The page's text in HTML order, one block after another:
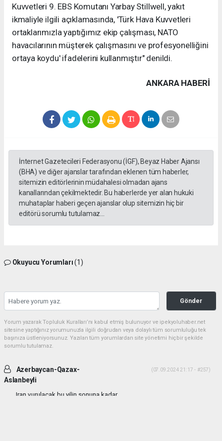
Kuvvetleri 9. EBS Komutanı Yarbay Stillwell, yakıt
ikmaliyle ilgili açıklamasında, 'Türk Hava Kuvvetleri
ortaklarımızla yaptığımız ekip çalışması, NATO
havacılarının müşterek çalışmasını ve profesyonelliğini
ortaya koydu' ifadelerini kullanmıştır" denildi.
ANKARA HABERİ
İnternet Gazetecileri Federasyonu (İGF), Beyaz Haber Ajansı
(BHA) ve diğer ajanslar tarafından eklenen tüm haberler,
sitemizin editörlerinin müdahalesi olmadan ajans
kanallarından çekilmektedir. Bu haberlerde yer alan hukuki
muhataplar haberi geçen ajanslar olup sitemizin hiç bir
editörü sorumlu tutulamaz...
Okuyucu Yorumları(1)
Gönder
Yorum yazarak Topluluk Kuralları’nı kabul etmiş bulunuyor ve ipekyoluhaber.net
sitesine yaptığınız yorumunuzla ilgili doğrudan veya dolaylı tüm sorumluluğu tek
başınıza üstleniyorsunuz. Yazılan tüm yorumlardan site yönetimi hiçbir şekilde
sorumlu tutulamaz.
Azerbaycan-Qazax-
Aslanbeyli
(07.09.2024 21:17 - #257)
Iran vurulacak bu yilin sonuna kadar...